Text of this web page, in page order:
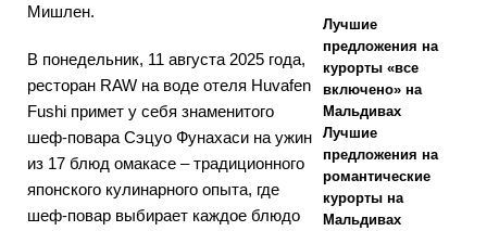
КУРОРТЫ
2026 г.] Как
забронироват
ь роскошный
Мишлен.
В понедельник, 11 августа 2025 года,
ресторан RAW на воде отеля Huvafen
Fushi примет у себя знаменитого
шеф-повара Сэцуо Фунахаси на ужин
из 17 блюд омакасе – традиционного
японского кулинарного опыта, где
шеф-повар выбирает каждое блюдо
Лучшие
предложения на
курорты «все
включено» на
Мальдивах
Лучшие
предложения на
романтические
курорты на
Мальдивах